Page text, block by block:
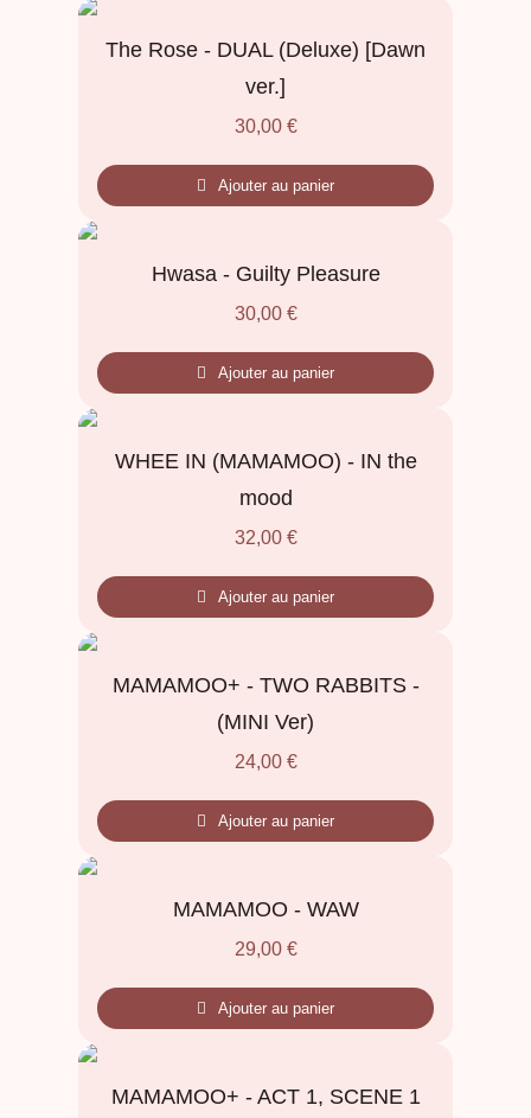
The Rose - DUAL (Deluxe) [Dawn
ver.]
30,00 €
Ajouter au panier
Hwasa - Guilty Pleasure
30,00 €
Ajouter au panier
WHEE IN (MAMAMOO) - IN the
mood
32,00 €
Ajouter au panier
MAMAMOO+ - TWO RABBITS -
(MINI Ver)
24,00 €
Ajouter au panier
MAMAMOO - WAW
29,00 €
Ajouter au panier
MAMAMOO+ - ACT 1, SCENE 1